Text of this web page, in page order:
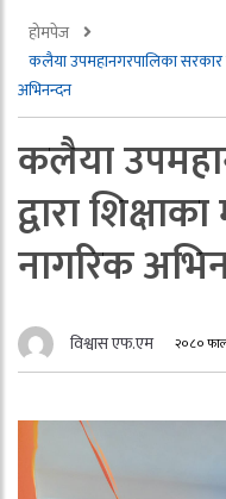
होमपेज
कलैया उपमहानगरपालिका सरकार
अभिनन्दन
कलैया
द्वारा
नागरिक
विश्वास एफ.एम २०८०